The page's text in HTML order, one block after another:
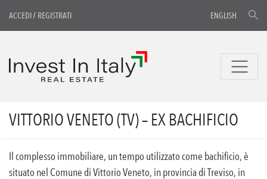
ACCEDI/ REGISTRATI ENGLISH
VITTORIO VENETO (TV) – EX BACHIFICIO
Il complesso immobiliare, un tempo utilizzato come bachificio, è
situato nel Comune di Vittorio Veneto, in provincia di Treviso, in